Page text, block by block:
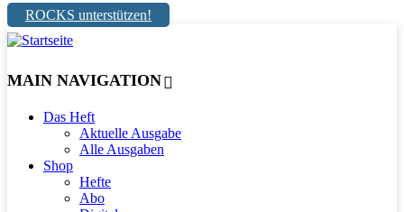
ROCKS unterstützen!
MAIN NAVIGATION
Das Heft
Aktuelle Ausgabe
Alle Ausgaben
Shop
Hefte
Abo